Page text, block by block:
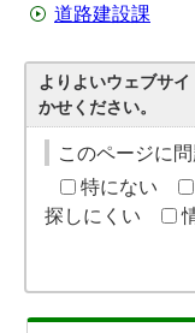
道路建設課
よりよいウェブサ
かせください。
このページに
特にない
探しにくい